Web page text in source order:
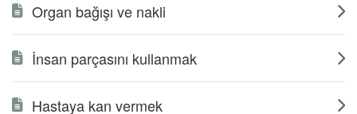
Organ bağışı ve nakli
İnsan parçasını kullanmak
Hastaya kan vermek